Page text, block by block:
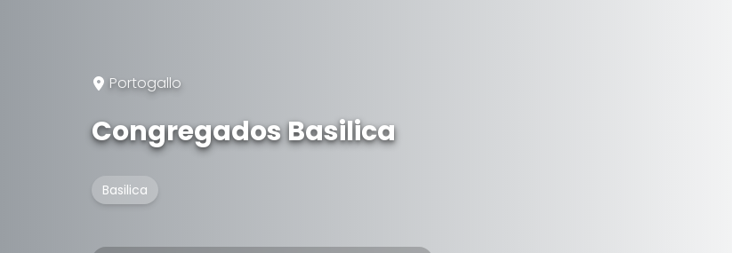
Portogallo
Congregados Basilica
Basilica